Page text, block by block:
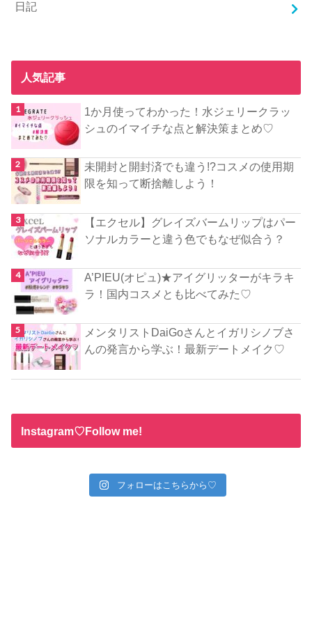
日記
人気記事
1か月使ってわかった！水ジェリークラッ
シュのイマイチな点と解決策まとめ♡
未開封と開封済でも違う!?コスメの使用期
限を知って断捨離しよう！
【エクセル】グレイズバームリップはパー
ソナルカラーと違う色でもなぜ似合う？
A’PIEU(オピュ)★アイグリッターがキラキ
ラ！国内コスメとも比べてみた♡
メンタリストDaiGoさんとイガリシノブさ
んの発言から学ぶ！最新デートメイク♡
Instagram♡Follow me!
フォローはこちらから♡